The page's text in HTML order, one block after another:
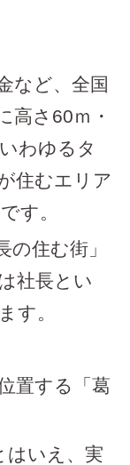
など、全国
高さ60ｍ・
わゆるタ
住むエリア
す。
の住む街」
社長とい
す。
置する「葛
はいえ、実